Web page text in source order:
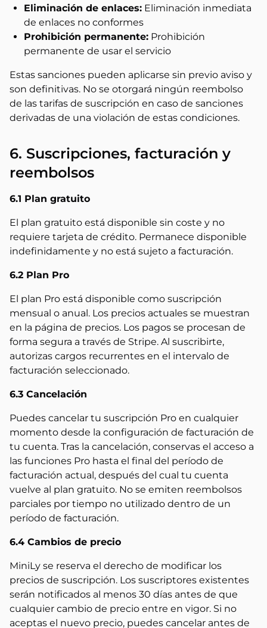
Eliminación de enlaces: Eliminación inmediata
de enlaces no conformes
Prohibición permanente: Prohibición
permanente de usar el servicio
Estas sanciones pueden aplicarse sin previo aviso y
son definitivas. No se otorgará ningún reembolso
de las tarifas de suscripción en caso de sanciones
derivadas de una violación de estas condiciones.
6. Suscripciones, facturación y
reembolsos
6.1 Plan gratuito
El plan gratuito está disponible sin coste y no
requiere tarjeta de crédito. Permanece disponible
indefinidamente y no está sujeto a facturación.
6.2 Plan Pro
El plan Pro está disponible como suscripción
mensual o anual. Los precios actuales se muestran
en la página de precios. Los pagos se procesan de
forma segura a través de Stripe. Al suscribirte,
autorizas cargos recurrentes en el intervalo de
facturación seleccionado.
6.3 Cancelación
Puedes cancelar tu suscripción Pro en cualquier
momento desde la configuración de facturación de
tu cuenta. Tras la cancelación, conservas el acceso a
las funciones Pro hasta el final del período de
facturación actual, después del cual tu cuenta
vuelve al plan gratuito. No se emiten reembolsos
parciales por tiempo no utilizado dentro de un
período de facturación.
6.4 Cambios de precio
MiniLy se reserva el derecho de modificar los
precios de suscripción. Los suscriptores existentes
serán notificados al menos 30 días antes de que
cualquier cambio de precio entre en vigor. Si no
aceptas el nuevo precio, puedes cancelar antes de